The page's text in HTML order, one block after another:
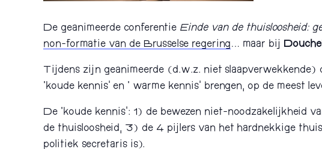
De geanimeerde conferentie Einde van de thuisloosheid:
non-formatie van de Brusselse regering … maar bij
Tijdens zijn geanimeerde (d.w.z. niet slaapverwekkende)
‘koude kennis’ en ‘ warme kennis’ brengen, op de
De ‘koude kennis’: 1) de bewezen niet-noodzakelijkheid
de thuisloosheid, 3) de 4 pijlers van het hardnekkige
politiek secretaris is).